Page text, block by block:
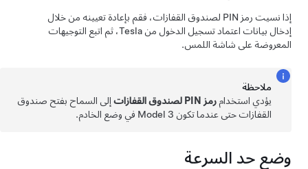
إذا نسيت رمز PIN لصندوق القفازات، فقم بإعادة تعيينه من خلال
إدخال بيانات اعتماد تسجيل الدخول من Tesla، ثم اتبع التوجيهات
المعروضة على شاشة اللمس.
ملاحظة
يؤدي استخدامرمز PIN لصندوق القفازات
إلى السماح بفتح صندوق
القفازات حتى عندما تكونModel 3في وضع الخادم.
وضع حد السرعة